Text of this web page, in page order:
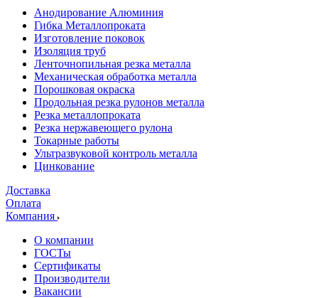
Анодирование Алюминия
Гибка Металлопроката
Изготовление поковок
Изоляция труб
Ленточнопильная резка металла
Механическая обработка металла
Порошковая окраска
Продольная резка рулонов металла
Резка металлопроката
Резка нержавеющего рулона
Токарные работы
Ультразвуковой контроль металла
Цинкование
Доставка
Оплата
Компания
О компании
ГОСТы
Сертификаты
Производители
Вакансии